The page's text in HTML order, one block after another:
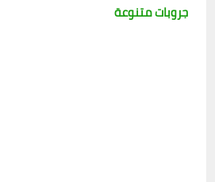
جروبات متنوعة